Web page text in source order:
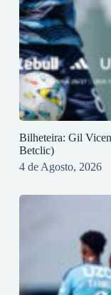
Bilheteira: Gil
Betclic)
4 de Agosto, 2026